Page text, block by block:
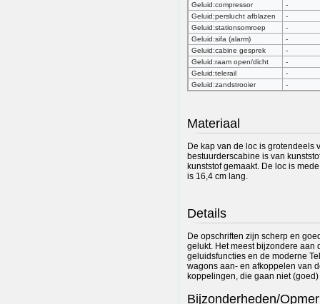
Geluid:compressor
-
Geluid:perslucht afblazen
-
Geluid:stationsomroep
-
Geluid:sifa (alarm)
-
Geluid:cabine gesprek
-
Geluid:raam open/dicht
-
Geluid:telerail
-
Geluid:zandstrooier
-
Materiaal
De kap van de loc is grotendeels
bestuurderscabine is van
kunststof gemaakt. De loc is
is 16,4 cm lang.
Details
De opschriften zijn scherp en
gelukt. Het meest bijzondere aan
geluidsfuncties en de moderne
wagons aan- en afkoppelen van
koppelingen, die gaan niet
Bijzonderheden/